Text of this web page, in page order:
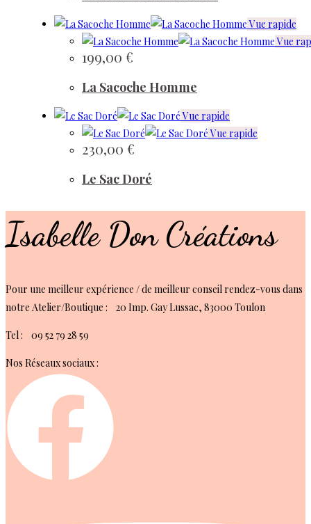
Vue rapide
Vue
199,00 €
La Sacoche Homme
Vue rapide
Vue rapide
230,00 €
Le Sac Doré
Isabelle Don Créations
Pour une meilleur expérience / de meilleur conseil rendez-vous dans
notre Atelier/Boutique : 20 Imp. Gay Lussac, 83000 Toulon
Tel : 09 52 79 28 59
Nos Réseaux sociaux :